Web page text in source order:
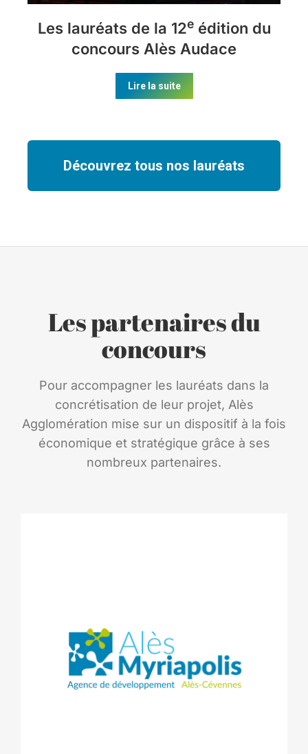
Les lauréats de la 12eédition du
concours Alès Audace
Lire la suite
Découvrez tous nos lauréats
Les partenaires du
concours
Pour accompagner les lauréats dans la
concrétisation de leur projet, Alès
Agglomération mise sur un dispositif à la fois
économique et stratégique grâce à ses
nombreux partenaires.
L’Agence de développement économique du territoire, Alès
Myriapolis fédère des acteurs économiques, universitaires,
les chambres consulaires ou scientifiques comme l‘École des
Mines d’Alès et son incubateur de projets technologiques. Elle
est au plus près des préoccupations des lauréats et met à leur
disposition des outils performants d’aide à la création
d’activité (étude de faisabilité, stratégie marketing, recherche